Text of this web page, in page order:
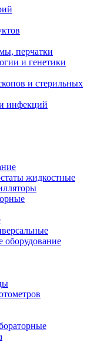
перчатки
и генетики
и стерильных
инфекций
жидкостные
оборудование